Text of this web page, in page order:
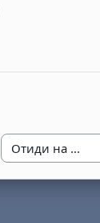
Отиди на ...